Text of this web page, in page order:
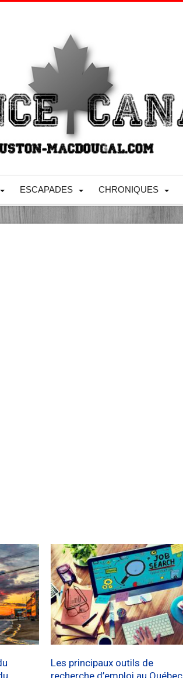
ESCAPADES CHRONIQUES
Les principaux outils de